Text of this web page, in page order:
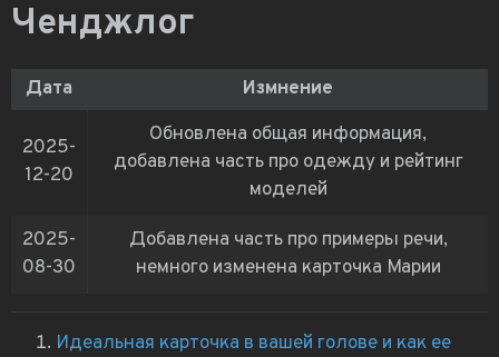
Ченджлог
Дата Измнение
2025-
12-20
Обновлена общая информация,
добавлена часть про одежду и рейтинг
моделей
2025-
08-30
Добавлена часть про примеры речи,
немного изменена карточка Марии
Идеальная карточка в вашей голове и как ее